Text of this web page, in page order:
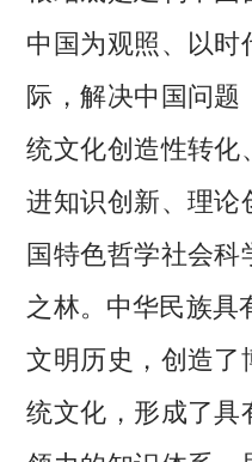
中国为观照、以
际，解决中国问
统文化创造性转
进知识创新、理论
国特色哲学社会
之林。中华民族具
文明历史，创造
统文化，形成了具